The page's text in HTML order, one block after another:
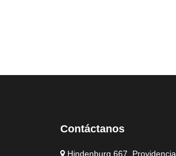
Contáctanos
Hindenburg 667,